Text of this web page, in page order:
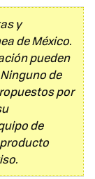
y
de México.
pueden
de
por
de